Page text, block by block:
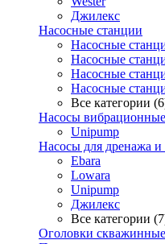
Джилекс
Насосные станции
Насосные
Насосные
Насосные
Насосные
Все категории
Насосы вибрационные
Unipump
Насосы для дренажа и
Ebara
Lowara
Unipump
Джилекс
Все категории
Оголовки скважинные